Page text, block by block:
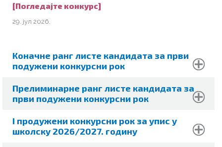
[Погледајте конкурс]
29. јул 2026.
Коначне ранг листе кандидата за први
подужени конкурсни рок
Прелиминарне ранг листе кандидата за
први подужени конкурсни рок
I продужени конкурсни рок за упис у
школску 2026/2027. годину